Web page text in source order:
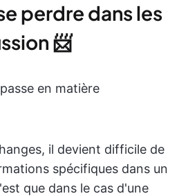
perdre dans les
📨
en matière
il devient difficile de
spécifiques dans un
que dans le cas d'une